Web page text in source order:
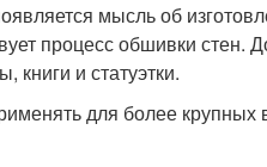
мысль об
процесс обшивки стен.
книги и статуэтки.
для более